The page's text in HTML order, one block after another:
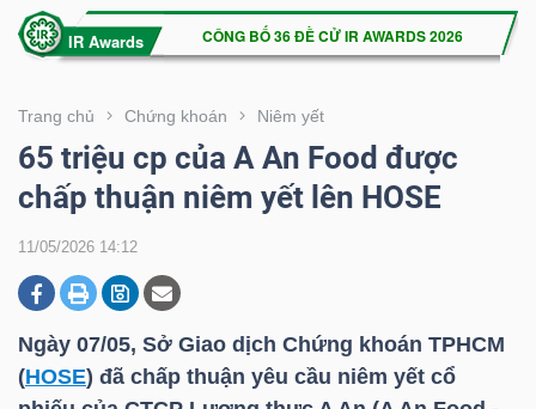
Trang chủ Chứng khoán Niêm yết
65 triệu cp của A An Food được
chấp thuận niêm yết lên HOSE
11/05/2026 14:12
Ngày 07/05, Sở Giao dịch Chứng khoán TPHCM
(HOSE) đã chấp thuận yêu cầu niêm yết cổ
(-)
VIETSTOCK
CHỨNG
DOANH
NGHIỆP